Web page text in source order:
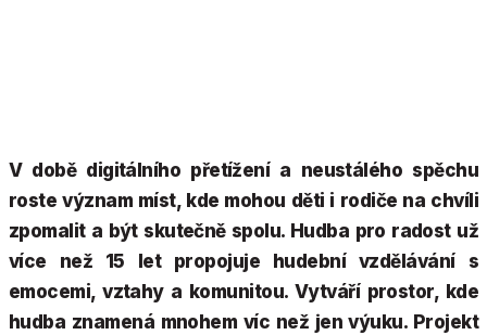
V době digitálního přetížení a neustálého spěchu
roste význam míst, kde mohou děti i rodiče na chvíli
zpomalit a být skutečně spolu. Hudba pro radost už
více než 15 let propojuje hudební vzdělávání s
emocemi, vztahy a komunitou. Vytváří prostor, kde
hudba znamená mnohem víc než jen výuku. Projekt